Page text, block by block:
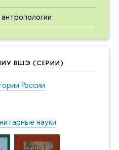
ВШЭ (СЕРИИ)
России
науки